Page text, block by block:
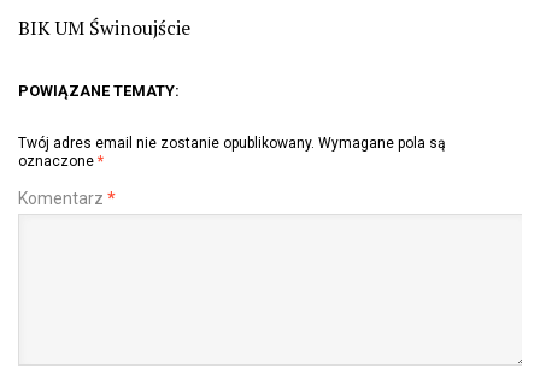
BIK UM Świnoujście
POWIĄZANE TEMATY:
Twój adres email nie zostanie opublikowany. Wymagane pola są
oznaczone *
Komentarz *